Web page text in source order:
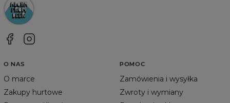
O NAS
O marce
Zakupy hurtowe
POMOC
Zamówienia i wysyłka
Zwroty i wymiany